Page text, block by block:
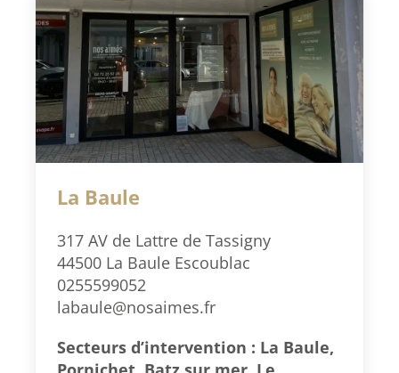
La Baule
317 AV de Lattre de Tassigny
44500 La Baule Escoublac
0255599052
labaule@nosaimes.fr
Secteurs d’intervention : La Baule,